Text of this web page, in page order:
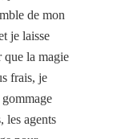
de mon
je laisse
que la magie
frais, je
les agents